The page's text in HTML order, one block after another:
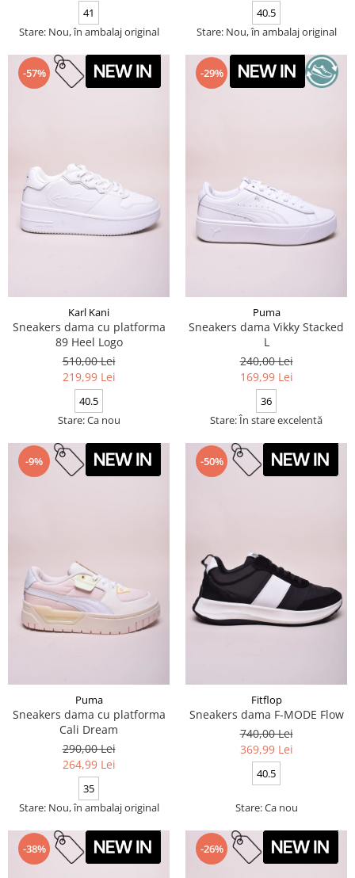
41
Stare: Nou, în ambalaj original
40.5
Stare: Nou, în ambalaj original
-57%
Karl Kani
Sneakers dama cu platforma
89 Heel Logo
510,00 Lei
219,99 Lei
40.5
Stare: Ca nou
-29%
Puma
Sneakers dama Vikky Stacked
L
240,00 Lei
169,99 Lei
36
Stare: În stare excelentă
-9%
Puma
Sneakers dama cu platforma
Cali Dream
290,00 Lei
264,99 Lei
35
Stare: Nou, în ambalaj original
-50%
Fitflop
Sneakers dama F-MODE Flow
740,00 Lei
369,99 Lei
40.5
Stare: Ca nou
-38% -26%